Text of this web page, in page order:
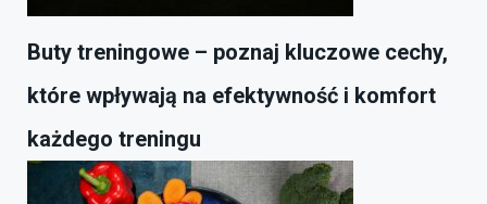
Buty treningowe – poznaj kluczowe cechy,
które wpływają na efektywność i komfort
każdego treningu